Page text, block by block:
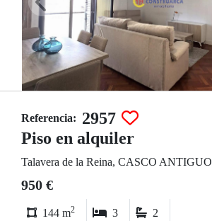
Referencia: 2957
Piso en alquiler
Talavera de la Reina, CASCO ANTIGUO
950 €
144 m2 3 2